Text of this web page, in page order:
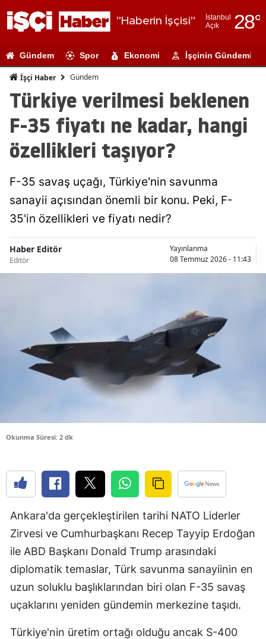
"Haberin İşçisi"
İstanbul
Açık
28°
Adıyaman
Ağrı
Amasya
Artvin
Balıkesir
Bitlis
Çanakkale
Çorum
Denizli
Diyarbakır
Elazığ
Erzincan
Gündem Spor Ekonomi İşçinin Gündemi
İşçi Haber Gündem
Türkiye verilmesi beklenen
F-35 fiyatı ne kadar, hangi
özellikleri taşıyor?
F-35 savaş uçağı, Türkiye'nin savunma
sanayii açısından önemli bir konu. Peki, F-
35'in özellikleri ve fiyatı nedir?
Haber Editör
Editör
Yayınlanma
08 Temmuz 2026 - 11:43
Okunma Süresi: 2 dk
Ankara'da gerçekleştirilen tarihi NATO Liderler
Zirvesi ve Cumhurbaşkanı Recep Tayyip Erdoğan
ile ABD Başkanı Donald Trump arasındaki
diplomatik temaslar, Türk savunma sanayiinin en
uzun soluklu başlıklarından biri olan F-35 savaş
uçaklarını yeniden gündemin merkezine taşıdı.
Türkiye'nin üretim ortağı olduğu ancak S-400